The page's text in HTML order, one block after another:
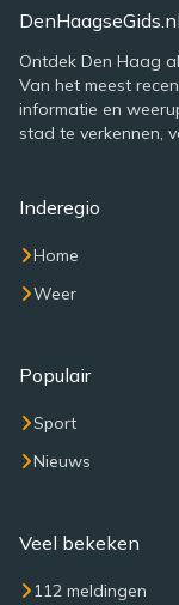
DenHaagseGids.nl
Ontdek Den Haag
Van het meest
informatie en
stad te verkennen,
Inderegio
Home
Weer
Populair
Sport
Nieuws
Veel bekeken
112 meldingen